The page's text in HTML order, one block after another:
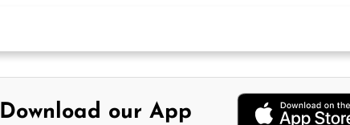
Download our App